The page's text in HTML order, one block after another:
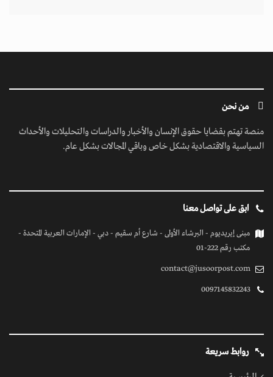
من نحن
منصة تهتم بقضايا حقوق الإنسان والأخبار والدراسات والتحليلات والأحداث
السياسية والاقتصادية بشكل خاص وباقي المجالات بشكل عام.
ابق على تواصل معنا
مبنى إيريديوم - البرشاء الأولى - شارع أم سقيم - دبي - الإمارات العربية المتحدة -
مكتب رقم 222-01
contact@jusoorpost.com
0097145832243
روابط سريعة